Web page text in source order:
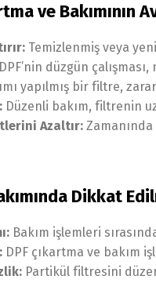
ve Bakımının
Temizlenmiş veya
DPF’nin düzgün
yapılmış bir filtre,
Düzenli bakım, filtrenin
Azaltır:
Dikkat
Bakım işlemleri
DPF çıkartma ve bakım
Partikül filtresini